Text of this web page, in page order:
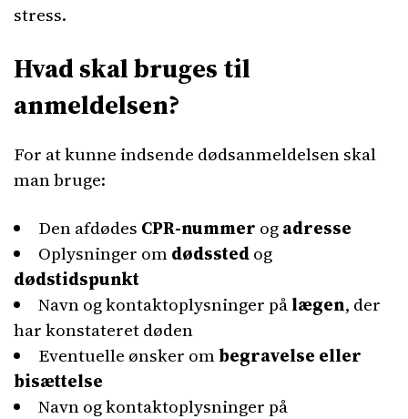
stress.
Hvad skal bruges til
anmeldelsen?
For at kunne indsende dødsanmeldelsen skal
man bruge:
Den afdødes CPR-nummer ogadresse
Oplysninger omdødsstedog
dødstidspunkt
Navn og kontaktoplysninger pålægen, der
har konstateret døden
Eventuelle ønsker ombegravelse eller
bisættelse
Navn og kontaktoplysninger på